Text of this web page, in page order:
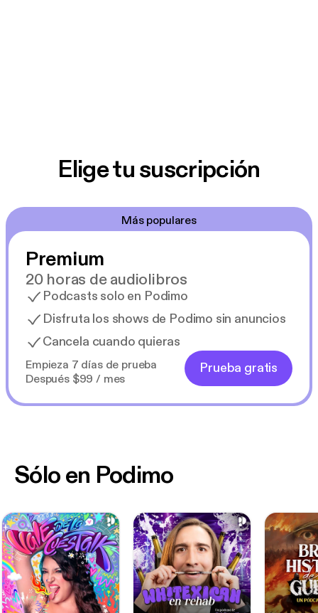
Elige tu suscripción
Más populares
Premium
20 horas de audiolibros
Podcasts solo en Podimo
Disfruta los shows de Podimo sin anuncios
Cancela cuando quieras
Empieza 7 días de prueba
Después $99 / mes
Prueba gratis
Sólo en Podimo